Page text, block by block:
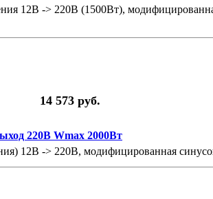
12В -> 220В (1500Вт),
14 573 руб.
220В Wmax 2000Вт
12В -> 220В, модифицированная